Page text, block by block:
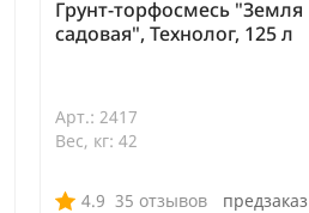
Грунт-торфосмесь "Земля
садовая", Технолог, 125 л
Арт.: 2417
Вес, кг: 42
4.9 35 отзывов предзаказ